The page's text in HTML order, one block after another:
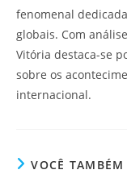
fenomenal
globais. Com
Vitória destaca-se
sobre os
internacional.
VOCÊ